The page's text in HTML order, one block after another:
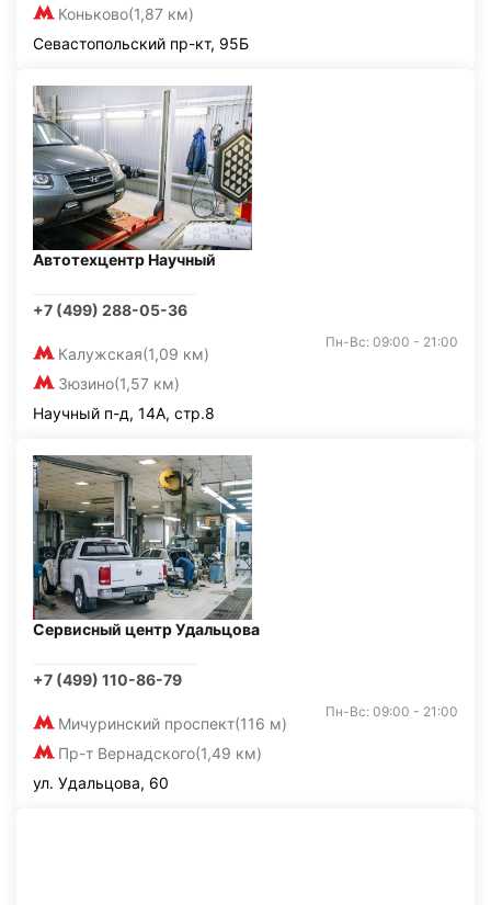
Коньково(1,87 км)
Севастопольский пр-кт, 95Б
Автотехцентр Научный
+7 (499) 288-05-36
Калужская(1,09 км)
Зюзино(1,57 км)
Пн-Вс: 09:00 - 21:00
Научный п-д, 14А, стр.8
Сервисный центр Удальцова
+7 (499) 110-86-79
Мичуринский проспект(116 м)
Пр-т Вернадского(1,49 км)
Пн-Вс: 09:00 - 21:00
ул. Удальцова, 60